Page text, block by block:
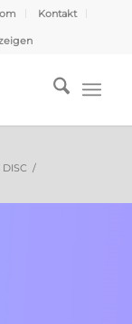
Kontakt
/